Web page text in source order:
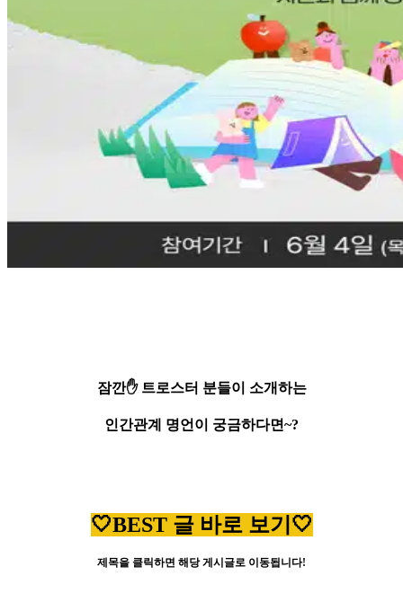
잠깐✋ 트로스터 분들이 소개하는
인간관계 명언이 궁금하다면~?
🤍BEST 글 바로 보기🤍
제목을 클릭하면 해당 게시글로 이동됩니다!